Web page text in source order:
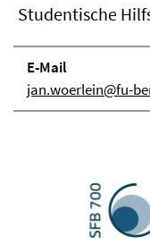
Studentische
E-Mail
jan.woerlein@fu-